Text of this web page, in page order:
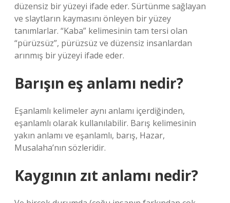
düzensiz bir yüzeyi ifade eder. Sürtünme sağlayan
ve slaytların kaymasını önleyen bir yüzey
tanımlarlar. “Kaba” kelimesinin tam tersi olan
“pürüzsüz”, pürüzsüz ve düzensiz insanlardan
arınmış bir yüzeyi ifade eder.
Barışın eş anlamı nedir?
Eşanlamlı kelimeler aynı anlamı içerdiğinden,
eşanlamlı olarak kullanılabilir. Barış kelimesinin
yakın anlamı ve eşanlamlı, barış, Hazar,
Musalaha’nın sözleridir.
Kaygının zıt anlamı nedir?